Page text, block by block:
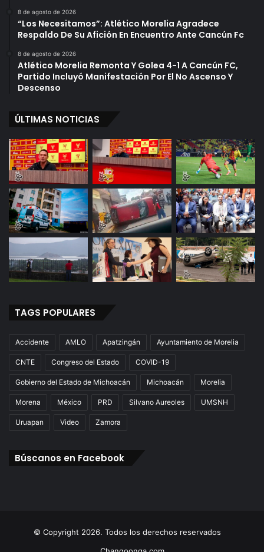
8 de agosto de 2026
“Los Necesitamos”: Atlético Morelia Agradece
Respaldo De Su Afición En Encuentro Ante Cancún Fc
8 de agosto de 2026
Atlético Morelia Remonta Y Golea 4-1 A Cancún FC,
Partido Incluyó Manifestación Por El No Ascenso Y
Descenso
ÚLTIMAS NOTICIAS
TAGS POPULARES
Accidente AMLO Apatzingán Ayuntamiento de Morelia
CNTE Congreso del Estado COVID-19
Gobierno del Estado de Michoacán Michoacán Morelia
Morena México PRD Silvano Aureoles UMSNH
Uruapan Video Zamora
Búscanos en Facebook
© Copyright 2026. Todos los derechos reservados